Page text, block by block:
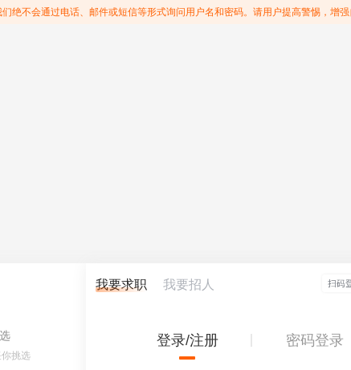
绝不会通过电话、邮件或短信等形式询问用户名和密码。请用户提高警惕，增强
挑选
我要求职 我要招人
登录/注册 密码登录